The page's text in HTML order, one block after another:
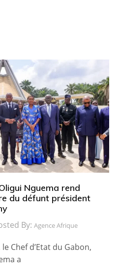
Nguema rend
du défunt président
By: Agence Afrique
Chef d’Etat du Gabon,
a